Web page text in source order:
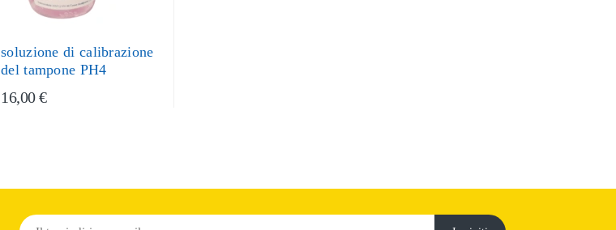
soluzione di calibrazione
del tampone PH4
16,00 €